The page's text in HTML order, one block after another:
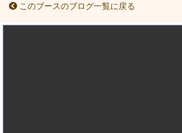
このブースのブログ一覧に戻る